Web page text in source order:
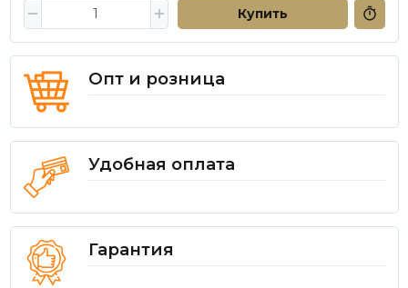
Купить
Опт и розница
Удобная оплата
Гарантия